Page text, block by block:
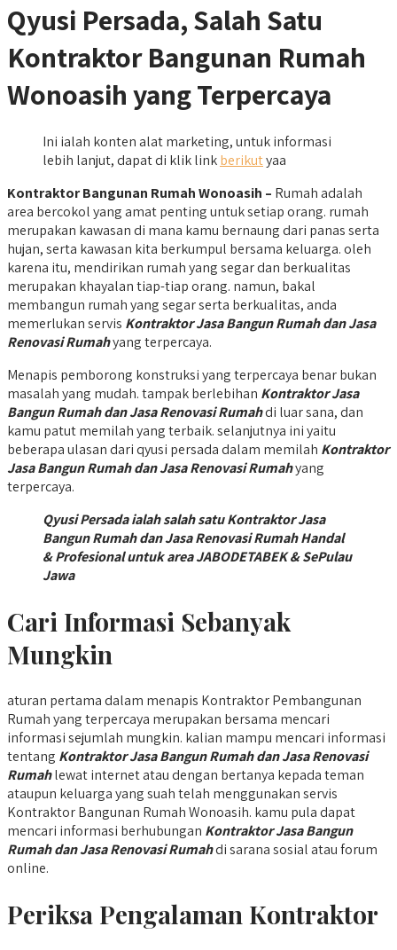
Qyusi Persada, Salah Satu
Kontraktor Bangunan Rumah
Wonoasih yang Terpercaya
Ini ialah konten alat marketing, untuk informasi
lebih lanjut, dapat di klik linkberikutyaa
Kontraktor Bangunan Rumah Wonoasih – Rumah adalah
area bercokol yang amat penting untuk setiap orang. rumah
merupakan kawasan di mana kamu bernaung dari panas serta
hujan, serta kawasan kita berkumpul bersama keluarga. oleh
karena itu, mendirikan rumah yang segar dan berkualitas
merupakan khayalan tiap-tiap orang. namun, bakal
membangun rumah yang segar serta berkualitas, anda
memerlukan servis Kontraktor Jasa Bangun Rumah dan Jasa
Renovasi Rumahyang terpercaya.
Menapis pemborong konstruksi yang terpercaya benar bukan
masalah yang mudah. tampak berlebihan Kontraktor Jasa
Bangun Rumah dan Jasa Renovasi Rumahdi luar sana, dan
kamu patut memilah yang terbaik. selanjutnya ini yaitu
beberapa ulasan dari qyusi persada dalam memilah Kontraktor
Jasa Bangun Rumah dan Jasa Renovasi Rumahyang
terpercaya.
Qyusi Persada ialah salah satu Kontraktor Jasa
Bangun Rumah dan Jasa Renovasi Rumah Handal
& Profesional untuk area JABODETABEK & SePulau
Jawa
Cari Informasi Sebanyak
Mungkin
aturan pertama dalam menapis Kontraktor Pembangunan
Rumah yang terpercaya merupakan bersama mencari
informasi sejumlah mungkin. kalian mampu mencari informasi
tentang Kontraktor Jasa Bangun Rumah dan Jasa Renovasi
Rumahlewat internet atau dengan bertanya kepada teman
ataupun keluarga yang suah telah menggunakan servis
Kontraktor Bangunan Rumah Wonoasih. kamu pula dapat
mencari informasi berhubungan Kontraktor Jasa Bangun
Rumah dan Jasa Renovasi Rumahdi sarana sosial atau forum
online.
Periksa Pengalaman Kontraktor